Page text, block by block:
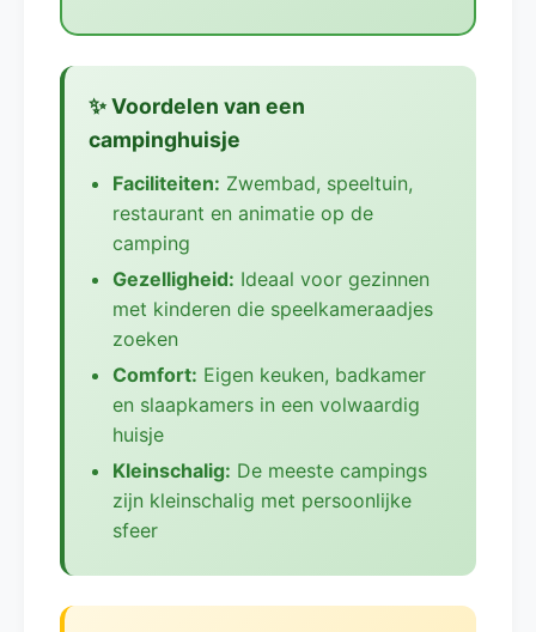
✨ Voordelen van een
campinghuisje
Faciliteiten: Zwembad, speeltuin,
restaurant en animatie op de
camping
Gezelligheid: Ideaal voor gezinnen
met kinderen die speelkameraadjes
zoeken
Comfort: Eigen keuken, badkamer
en slaapkamers in een volwaardig
huisje
Kleinschalig: De meeste campings
zijn kleinschalig met persoonlijke
sfeer